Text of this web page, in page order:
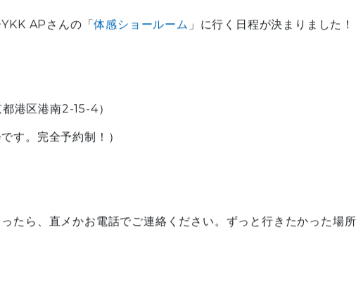
APさんの「体感ショールーム」に行く日程が決まりました！
港区港南2-15-4）
す。完全予約制！）
たら、直メかお電話でご連絡ください。ずっと行きたかった場